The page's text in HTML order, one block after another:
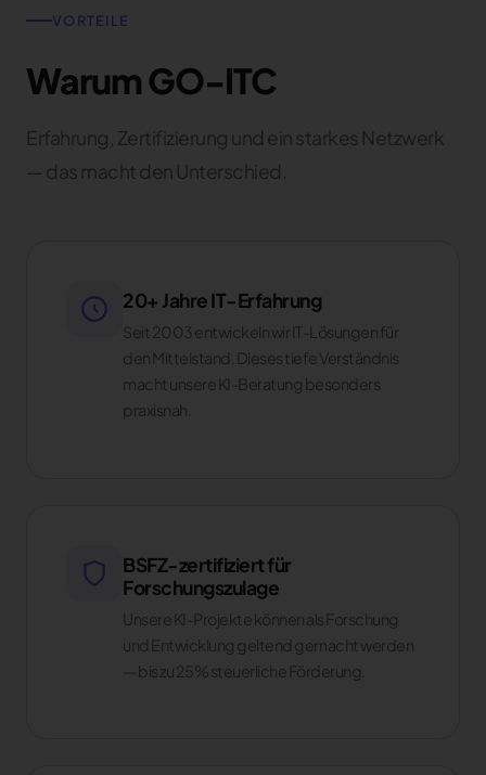
VORTEILE
Warum GO-ITC
Erfahrung, Zertifizierung und ein starkes Netzwerk
— das macht den Unterschied.
20+ Jahre IT-Erfahrung
Seit 2003 entwickeln wir IT-Lösungen für
den Mittelstand. Dieses tiefe Verständnis
macht unsere KI-Beratung besonders
praxisnah.
BSFZ-zertifiziert für
Forschungszulage
Unsere KI-Projekte können als Forschung
und Entwicklung geltend gemacht werden
— bis zu 25% steuerliche Förderung.